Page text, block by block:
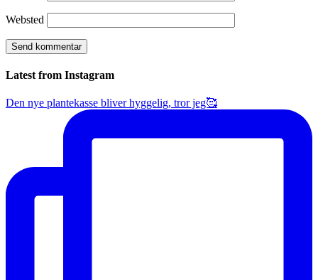
Websted
Latest from Instagram
Den nye plantekasse bliver hyggelig, tror jeg🥰